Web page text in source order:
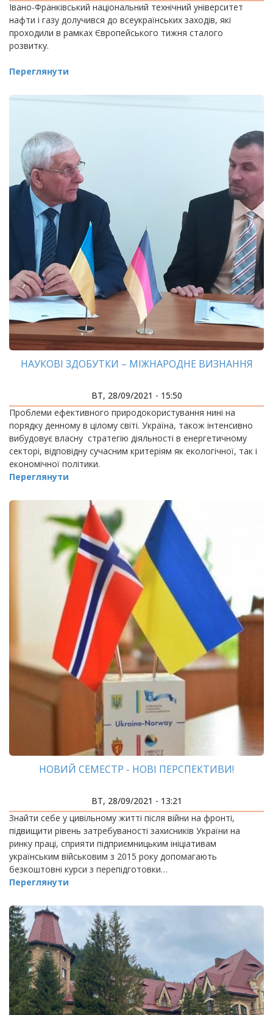
Івано-Франківський національний технічний університет
нафти і газу долучився до всеукраїнських заходів, які
проходили в рамках Європейського тижня сталого
розвитку.
Переглянути
НАУКОВІ ЗДОБУТКИ – МІЖНАРОДНЕ ВИЗНАННЯ
ВТ, 28/09/2021 - 15:50
Проблеми ефективного природокористування нині на
порядку денному в цілому світі. Україна, також інтенсивно
вибудовує власну стратегію діяльності в енергетичному
секторі, відповідну сучасним критеріям як екологічної, так і
економічної політики.
Переглянути
НОВИЙ СЕМЕСТР - НОВІ ПЕРСПЕКТИВИ!
ВТ, 28/09/2021 - 13:21
Знайти себе у цивільному житті після війни на фронті,
підвищити рівень затребуваності захисників України на
ринку праці, сприяти підприємницьким ініціативам
українським військовим з 2015 року допомагають
безкоштовні курси з перепідготовки…
Переглянути